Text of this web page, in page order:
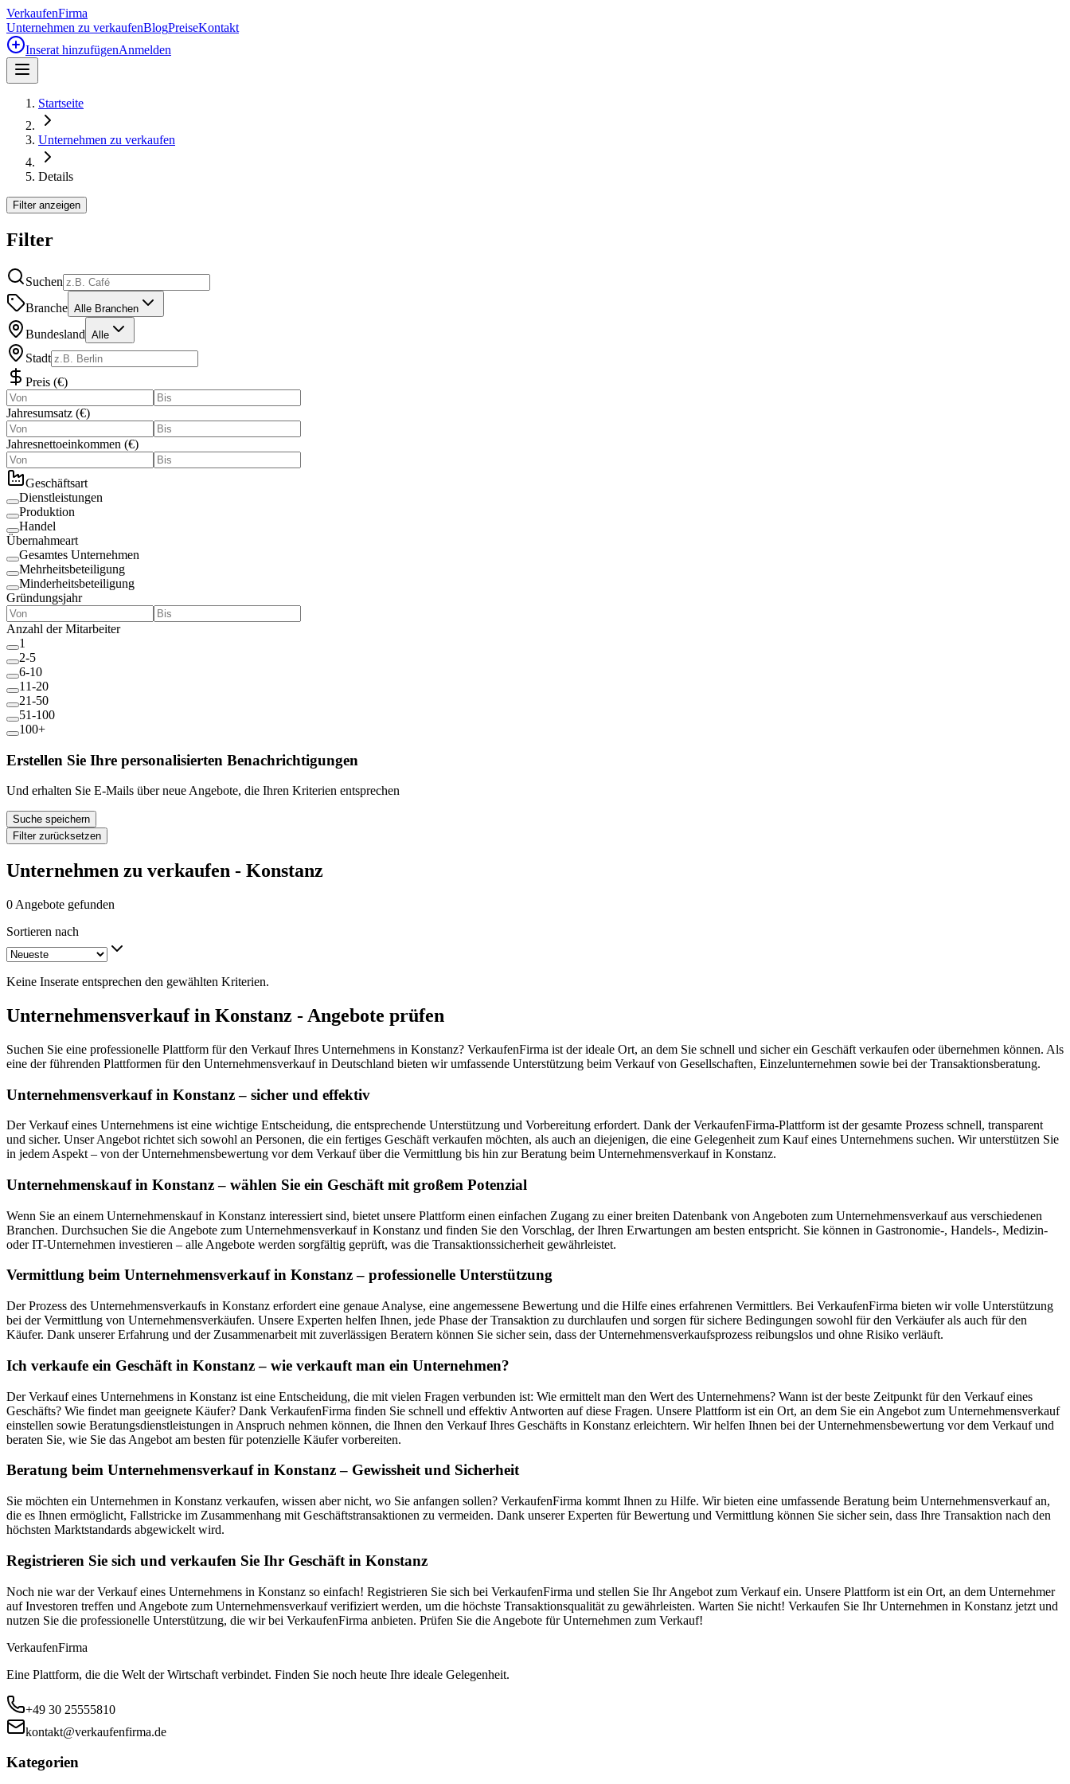
VerkaufenFirma
Unternehmen zu verkaufenBlogPreiseKontakt
Inserat hinzufügenAnmelden
Startseite
Unternehmen zu verkaufen
Details
Filter anzeigen
Filter
Suchen
Branche Alle Branchen
Bundesland Alle
Stadt
Preis (€)
Jahresumsatz (€)
Jahresnettoeinkommen (€)
Geschäftsart
Dienstleistungen
Produktion
Handel
Übernahmeart
Gesamtes Unternehmen
Mehrheitsbeteiligung
Minderheitsbeteiligung
Gründungsjahr
Anzahl der Mitarbeiter
1
2-5
6-10
11-20
21-50
51-100
100+
Erstellen Sie Ihre personalisierten Benachrichtigungen
Und erhalten Sie E-Mails über neue Angebote, die Ihren Kriterien entsprechen
Suche speichern
Filter zurücksetzen
Unternehmen zu verkaufen - Konstanz
0 Angebote gefunden
Sortieren nach
Keine Inserate entsprechen den gewählten Kriterien.
Unternehmensverkauf in Konstanz - Angebote prüfen
Suchen Sie eine professionelle Plattform für den Verkauf Ihres Unternehmens in Konstanz? VerkaufenFirma ist der ideale Ort, an dem Sie schnell und sicher ein Geschäft verkaufen oder übernehmen können. Als
eine der führenden Plattformen für den Unternehmensverkauf in Deutschland bieten wir umfassende Unterstützung beim Verkauf von Gesellschaften, Einzelunternehmen sowie bei der Transaktionsberatung.
Unternehmensverkauf in Konstanz – sicher und effektiv
Der Verkauf eines Unternehmens ist eine wichtige Entscheidung, die entsprechende Unterstützung und Vorbereitung erfordert. Dank der VerkaufenFirma-Plattform ist der gesamte Prozess schnell, transparent
und sicher. Unser Angebot richtet sich sowohl an Personen, die ein fertiges Geschäft verkaufen möchten, als auch an diejenigen, die eine Gelegenheit zum Kauf eines Unternehmens suchen. Wir unterstützen Sie
in jedem Aspekt – von der Unternehmensbewertung vor dem Verkauf über die Vermittlung bis hin zur Beratung beim Unternehmensverkauf in Konstanz.
Unternehmenskauf in Konstanz – wählen Sie ein Geschäft mit großem Potenzial
Wenn Sie an einem Unternehmenskauf in Konstanz interessiert sind, bietet unsere Plattform einen einfachen Zugang zu einer breiten Datenbank von Angeboten zum Unternehmensverkauf aus verschiedenen
Branchen. Durchsuchen Sie die Angebote zum Unternehmensverkauf in Konstanz und finden Sie den Vorschlag, der Ihren Erwartungen am besten entspricht. Sie können in Gastronomie-, Handels-, Medizin-
oder IT-Unternehmen investieren – alle Angebote werden sorgfältig geprüft, was die Transaktionssicherheit gewährleistet.
Vermittlung beim Unternehmensverkauf in Konstanz – professionelle Unterstützung
Der Prozess des Unternehmensverkaufs in Konstanz erfordert eine genaue Analyse, eine angemessene Bewertung und die Hilfe eines erfahrenen Vermittlers. Bei VerkaufenFirma bieten wir volle Unterstützung
bei der Vermittlung von Unternehmensverkäufen. Unsere Experten helfen Ihnen, jede Phase der Transaktion zu durchlaufen und sorgen für sichere Bedingungen sowohl für den Verkäufer als auch für den
Käufer. Dank unserer Erfahrung und der Zusammenarbeit mit zuverlässigen Beratern können Sie sicher sein, dass der Unternehmensverkaufsprozess reibungslos und ohne Risiko verläuft.
Ich verkaufe ein Geschäft in Konstanz – wie verkauft man ein Unternehmen?
Der Verkauf eines Unternehmens in Konstanz ist eine Entscheidung, die mit vielen Fragen verbunden ist: Wie ermittelt man den Wert des Unternehmens? Wann ist der beste Zeitpunkt für den Verkauf eines
Geschäfts? Wie findet man geeignete Käufer? Dank VerkaufenFirma finden Sie schnell und effektiv Antworten auf diese Fragen. Unsere Plattform ist ein Ort, an dem Sie ein Angebot zum Unternehmensverkauf
einstellen sowie Beratungsdienstleistungen in Anspruch nehmen können, die Ihnen den Verkauf Ihres Geschäfts in Konstanz erleichtern. Wir helfen Ihnen bei der Unternehmensbewertung vor dem Verkauf und
beraten Sie, wie Sie das Angebot am besten für potenzielle Käufer vorbereiten.
Beratung beim Unternehmensverkauf in Konstanz – Gewissheit und Sicherheit
Sie möchten ein Unternehmen in Konstanz verkaufen, wissen aber nicht, wo Sie anfangen sollen? VerkaufenFirma kommt Ihnen zu Hilfe. Wir bieten eine umfassende Beratung beim Unternehmensverkauf an,
die es Ihnen ermöglicht, Fallstricke im Zusammenhang mit Geschäftstransaktionen zu vermeiden. Dank unserer Experten für Bewertung und Vermittlung können Sie sicher sein, dass Ihre Transaktion nach den
höchsten Marktstandards abgewickelt wird.
Registrieren Sie sich und verkaufen Sie Ihr Geschäft in Konstanz
Noch nie war der Verkauf eines Unternehmens in Konstanz so einfach! Registrieren Sie sich bei VerkaufenFirma und stellen Sie Ihr Angebot zum Verkauf ein. Unsere Plattform ist ein Ort, an dem Unternehmer
auf Investoren treffen und Angebote zum Unternehmensverkauf verifiziert werden, um die höchste Transaktionsqualität zu gewährleisten. Warten Sie nicht! Verkaufen Sie Ihr Unternehmen in Konstanz jetzt und
nutzen Sie die professionelle Unterstützung, die wir bei VerkaufenFirma anbieten. Prüfen Sie die Angebote für Unternehmen zum Verkauf!
VerkaufenFirma
Eine Plattform, die die Welt der Wirtschaft verbindet. Finden Sie noch heute Ihre ideale Gelegenheit.
+49 30 25555810
kontakt@verkaufenfirma.de
Kategorien